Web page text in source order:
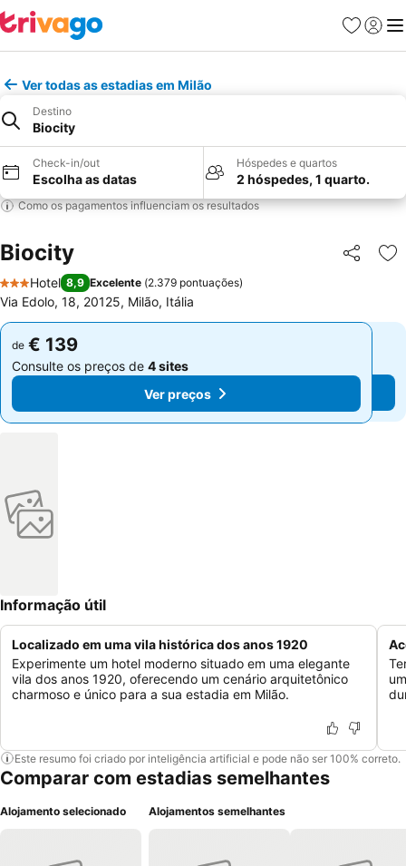
Favoritos
Iniciar
Ver todas as estadias em Milão
Destino
Biocity
Check-in/out
Escolha as datas
Hóspedes e quartos
2 hóspedes, 1 quarto.
Como os pagamentos influenciam os resultados
Biocity Partilhar
3 Estrelas
Hotel 8,9 Excelente (2.379 pontuações)
Via Edolo, 18, 20125, Milão, Itália
de € 139
Consulte os preços de 4 sites
Ver preços
de € 139
Consulte os preços de 4 sites
Ver preços
Informação útil
Localizado em uma vila histórica dos anos 1920
Experimente um hotel moderno situado em uma elegante
vila dos anos 1920, oferecendo um cenário arquitetônico
charmoso e único para a sua estadia em Milão.
Este resumo foi criado por inteligência artificial e pode não ser 100% correto.
Comparar com estadias semelhantes
Alojamento selecionado Alojamentos semelhantes